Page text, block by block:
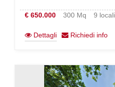
€ 650.000 300 Mq 9 locali
Dettagli Richiedi info